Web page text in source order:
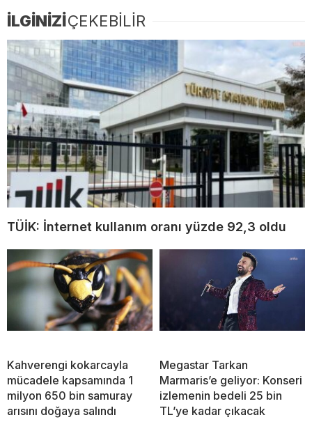
İLGİNİZİÇEKEBİLİR
TÜİK: İnternet kullanım oranı yüzde 92,3 oldu
Kahverengi kokarcayla
mücadele kapsamında 1
milyon 650 bin samuray
arısını doğaya salındı
Megastar Tarkan
Marmaris’e geliyor: Konseri
izlemenin bedeli 25 bin
TL’ye kadar çıkacak